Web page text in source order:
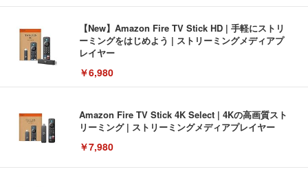
【New】Amazon Fire TV Stick HD | 手軽にストリ
ーミングをはじめよう | ストリーミングメディアプ
レイヤー
￥6,980
Amazon Fire TV Stick 4K Select | 4Kの高画質スト
リーミング | ストリーミングメディアプレイヤー
￥7,980